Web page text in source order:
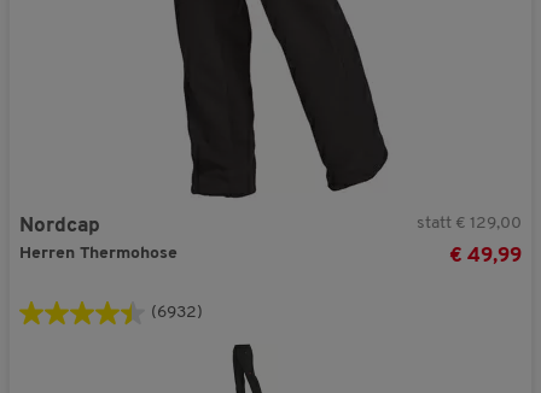
Nordcap
Herren Thermohose
statt € 129,00
€ 49,99
(6932)